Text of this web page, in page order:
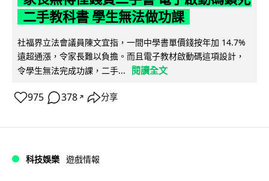
二手教科書 學生無法做功課
社福界立法會議員陳文宜指，一間中學書單價錢按年加 14.7%
遠超通漲，令家長難以負擔。而且電子教材啟動碼這項設計，
令學生無法完成功課，二手...
閱讀全文
975 378 ↗ 分享
科技娛樂 遊戲情報